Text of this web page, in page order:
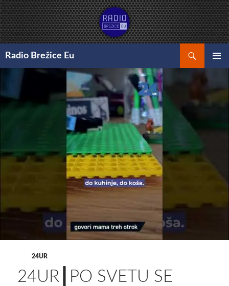
Preskoči
na
vsebino
Radio Brežice Eu
24UR
24UR┃PO SVETU SE